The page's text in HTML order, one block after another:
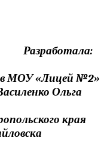
№2»
Ольга
края